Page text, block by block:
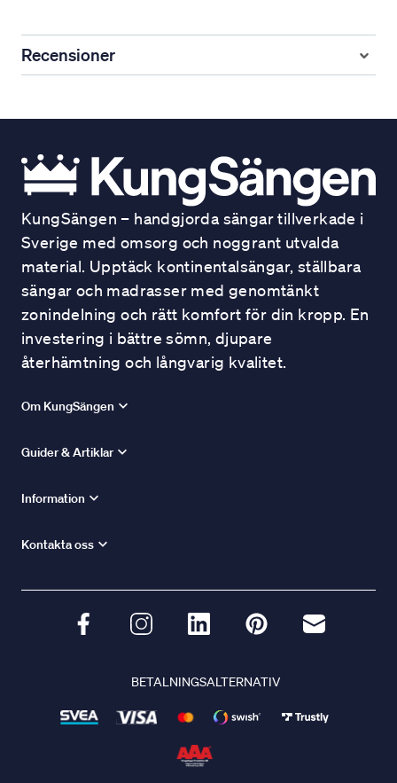
Recensioner
KungSängen – handgjorda sängar tillverkade i
Sverige med omsorg och noggrant utvalda
material. Upptäck kontinentalsängar, ställbara
sängar och madrasser med genomtänkt
zonindelning och rätt komfort för din kropp. En
investering i bättre sömn, djupare
återhämtning och långvarig kvalitet.
Om KungSängen
Guider & Artiklar
Information
Kontakta oss
BETALNINGSALTERNATIV